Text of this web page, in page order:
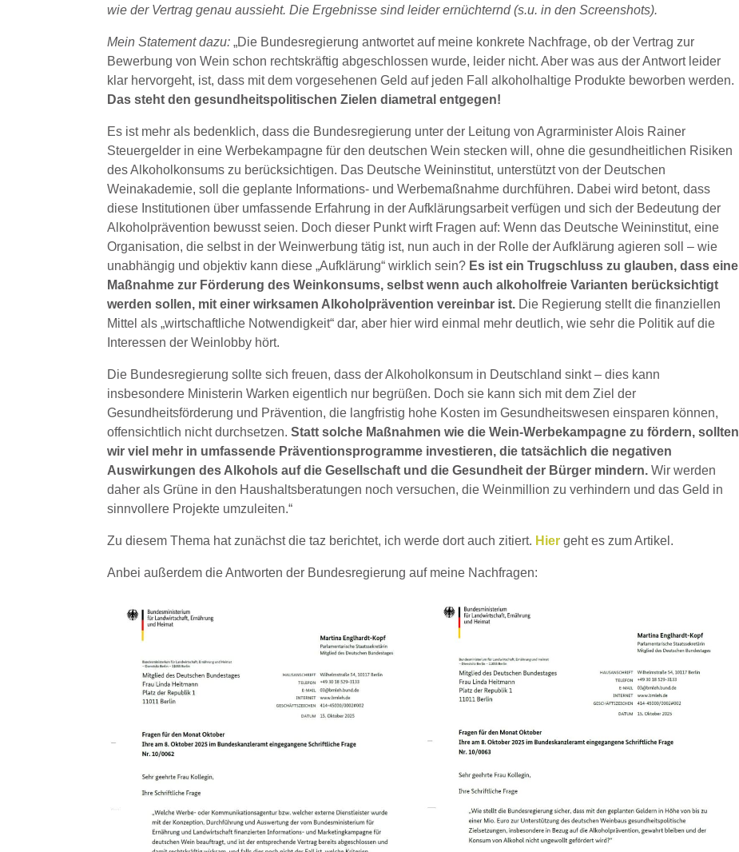
wie der Vertrag genau aussieht. Die Ergebnisse sind leider ernüchternd (s.u. in den Screenshots).
Mein Statement dazu:„Die Bundesregierung antwortet auf meine konkrete Nachfrage, ob der Vertrag zur
Bewerbung von Wein schon rechtskräftig abgeschlossen wurde, leider nicht. Aber was aus der Antwort leider
klar hervorgeht, ist, dass mit dem vorgesehenen Geld auf jeden Fall alkoholhaltige Produkte beworben werden.
Das steht den gesundheitspolitischen Zielen diametral entgegen!
Es ist mehr als bedenklich, dass die Bundesregierung unter der Leitung von Agrarminister Alois Rainer
Steuergelder in eine Werbekampagne für den deutschen Wein stecken will, ohne die gesundheitlichen Risiken
des Alkoholkonsums zu berücksichtigen. Das Deutsche Weininstitut, unterstützt von der Deutschen
Weinakademie, soll die geplante Informations- und Werbemaßnahme durchführen. Dabei wird betont, dass
diese Institutionen über umfassende Erfahrung in der Aufklärungsarbeit verfügen und sich der Bedeutung der
Alkoholprävention bewusst seien. Doch dieser Punkt wirft Fragen auf: Wenn das Deutsche Weininstitut, eine
Organisation, die selbst in der Weinwerbung tätig ist, nun auch in der Rolle der Aufklärung agieren soll – wie
unabhängig und objektiv kann diese „Aufklärung“ wirklich sein? Es ist ein Trugschluss zu glauben, dass eine
Maßnahme zur Förderung des Weinkonsums, selbst wenn auch alkoholfreie Varianten berücksichtigt
werden sollen, mit einer wirksamen Alkoholprävention vereinbar ist. Die Regierung stellt die finanziellen
Mittel als „wirtschaftliche Notwendigkeit“ dar, aber hier wird einmal mehr deutlich, wie sehr die Politik auf die
Interessen der Weinlobby hört.
Die Bundesregierung sollte sich freuen, dass der Alkoholkonsum in Deutschland sinkt – dies kann
insbesondere Ministerin Warken eigentlich nur begrüßen. Doch sie kann sich mit dem Ziel der
Gesundheitsförderung und Prävention, die langfristig hohe Kosten im Gesundheitswesen einsparen können,
offensichtlich nicht durchsetzen.Statt solche Maßnahmen wie die Wein-Werbekampagne zu fördern, sollten
wir viel mehr in umfassende Präventionsprogramme investieren, die tatsächlich die negativen
Auswirkungen des Alkohols auf die Gesellschaft und die Gesundheit der Bürger mindern.Wir werden
daher als Grüne in den Haushaltsberatungen noch versuchen, die Weinmillion zu verhindern und das Geld in
sinnvollere Projekte umzuleiten.“
Zu diesem Thema hat zunächst die taz berichtet, ich werde dort auch zitiert. Hier geht es zum Artikel.
Anbei außerdem die Antworten der Bundesregierung auf meine Nachfragen: